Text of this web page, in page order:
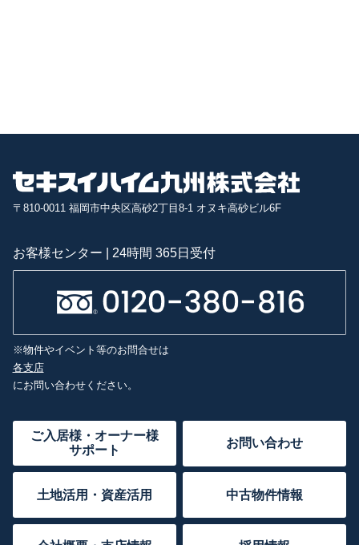
〒810-0011 福岡市中央区高砂2丁目8-1 オヌキ高砂ビル6F
お客様センター | 24時間 365日受付
※物件やイベント等のお問合せは
各支店
にお問い合わせください。
ご入居様・オーナー様
サポート
お問い合わせ
土地活用・資産活用 中古物件情報